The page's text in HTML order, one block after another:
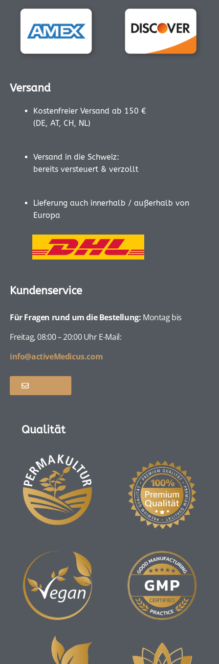
Versand
Kostenfreier Versand ab 150 €
(DE, AT, CH, NL)
Versand in die Schweiz:
bereits versteuert & verzollt
Lieferung auch innerhalb / außerhalb von
Europa
Kundenservice
Für Fragen rund um die Bestellung: Montag bis
Freitag, 08:00 – 20:00 Uhr E-Mail:
info@activeMedicus.com
Qualität